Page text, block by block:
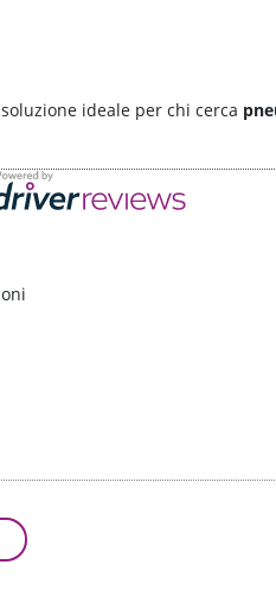
ideale per chi cerca